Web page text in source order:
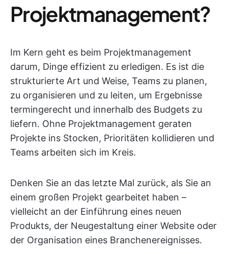
Projektmanagement?
Im Kern geht es beim Projektmanagement
darum, Dinge effizient zu erledigen. Es ist die
strukturierte Art und Weise, Teams zu planen,
zu organisieren und zu leiten, um Ergebnisse
termingerecht und innerhalb des Budgets zu
liefern. Ohne Projektmanagement geraten
Projekte ins Stocken, Prioritäten kollidieren und
Teams arbeiten sich im Kreis.
Denken Sie an das letzte Mal zurück, als Sie an
einem großen Projekt gearbeitet haben –
vielleicht an der Einführung eines neuen
Produkts, der Neugestaltung einer Website oder
der Organisation eines Branchenereignisses.